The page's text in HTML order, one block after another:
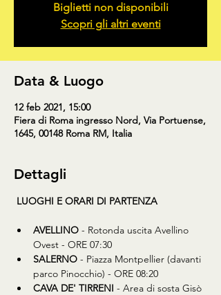
Biglietti non disponibili
Scopri gli altri eventi
Data & Luogo
12 feb 2021, 15:00
Fiera di Roma ingresso Nord, Via Portuense,
1645, 00148 Roma RM, Italia
Dettagli
LUOGHI E ORARI DI PARTENZA
AVELLINO - Rotonda uscita Avellino
Ovest - ORE 07:30
SALERNO - Piazza Montpellier (davanti
parco Pinocchio) - ORE 08:20
CAVA DE' TIRRENI - Area di sosta Gisò